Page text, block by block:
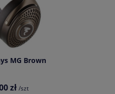
MG Brown
zł /szt